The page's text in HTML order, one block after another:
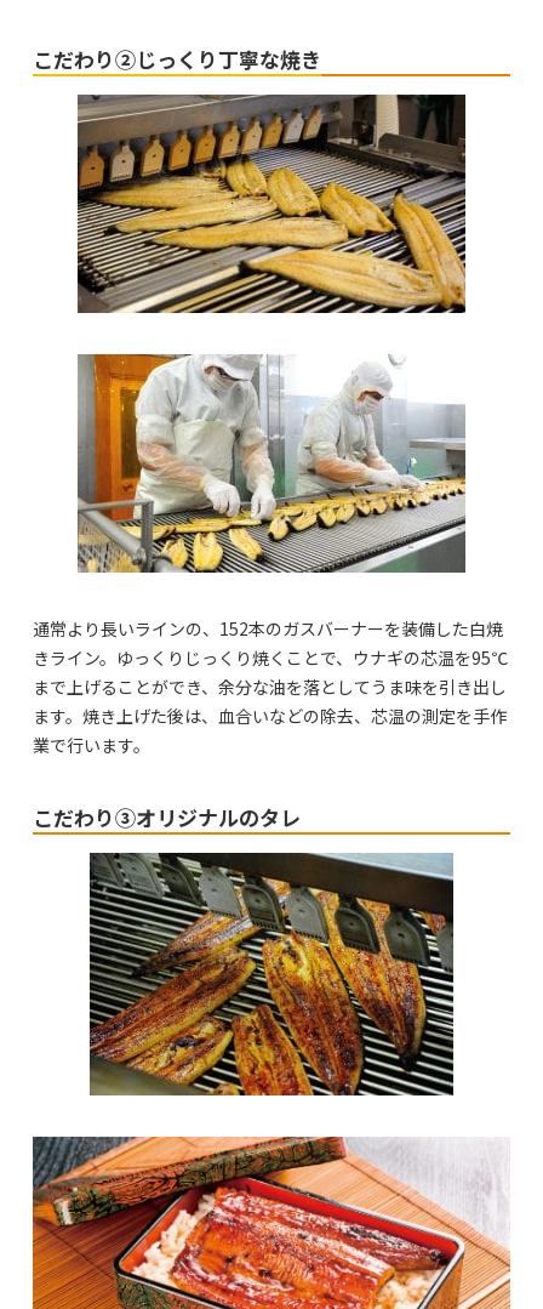
こだわり②じっくり丁寧な焼き
通常より長いラインの、152本のガスバーナーを装備した白焼
きライン。ゆっくりじっくり焼くことで、ウナギの芯温を95℃
まで上げることができ、余分な油を落としてうま味を引き出し
ます。焼き上げた後は、血合いなどの除去、芯温の測定を手作
業で行います。
こだわり③オリジナルのタレ